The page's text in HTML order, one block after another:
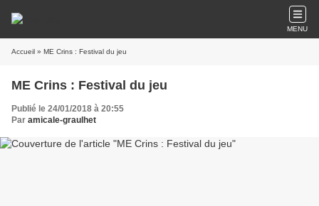
MENU
Accueil » ME Crins : Festival du jeu
ME Crins : Festival du jeu
Publié le 24/01/2018 à 20:55
Par amicale-graulhet